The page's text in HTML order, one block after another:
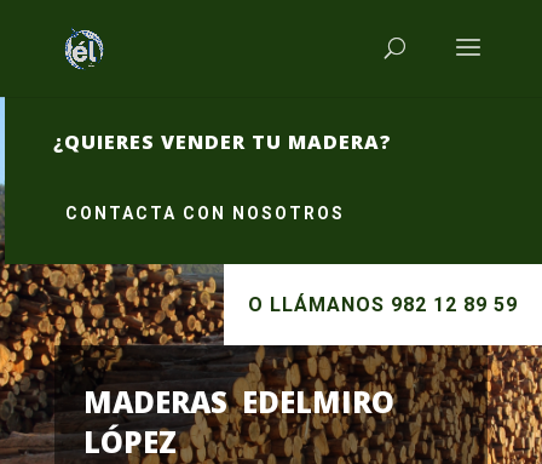
¿QUIERES VENDER TU MADERA?
CONTACTA CON NOSOTROS
O LLÁMANOS 982 12 89 59
MADERAS EDELMIRO
LÓPEZ